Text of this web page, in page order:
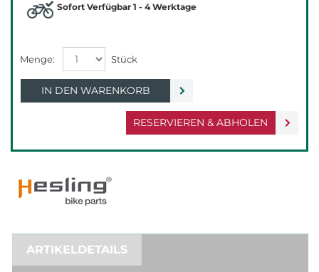
RESERVIEREN & ABHOLEN
Sofort Verfügbar 1 - 4 Werktage
IN DEN WARENKORB
ARTIKELDETAILS